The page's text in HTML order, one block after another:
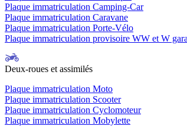
Plaque immatriculation Camping-Car
Plaque immatriculation Caravane
Plaque immatriculation Porte-Vélo
Plaque immatriculation provisoire WW et W
Deux-roues et assimilés
Plaque immatriculation Moto
Plaque immatriculation Scooter
Plaque immatriculation Cyclomoteur
Plaque immatriculation Mobylette